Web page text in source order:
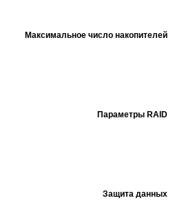
Максимальное число накопителей
Параметры RAID
Защита данных